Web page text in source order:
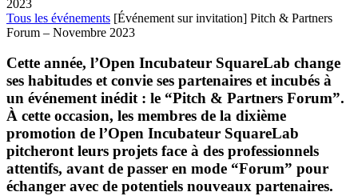
2023
Tous les événements [Événement sur invitation] Pitch & Partners
Forum – Novembre 2023
Cette année, l’Open Incubateur SquareLab change
ses habitudes et convie ses partenaires et incubés à
un événement inédit : le “Pitch & Partners Forum”.
À cette occasion, les membres de la dixième
promotion de l’Open Incubateur SquareLab
pitcheront leurs projets face à des professionnels
attentifs, avant de passer en mode “Forum” pour
échanger avec de potentiels nouveaux partenaires.